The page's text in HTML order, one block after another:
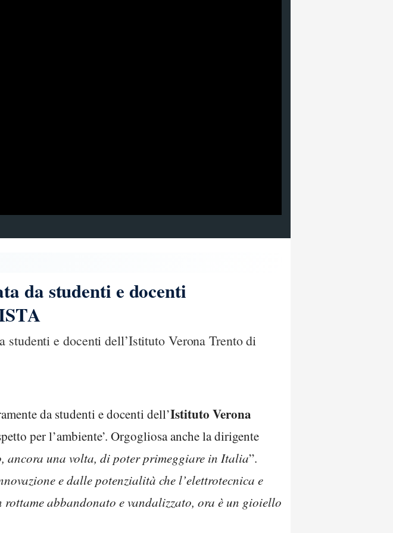
da studenti e docenti
studenti e docenti dell’Istituto Verona Trento di
da studenti e docenti dell’Istituto Verona
per l’ambiente’. Orgogliosa anche la dirigente
ancora una volta, di poter primeggiare in Italia”.
e dalle potenzialità che l’elettrotecnica e
abbandonato e vandalizzato, ora è un gioiello